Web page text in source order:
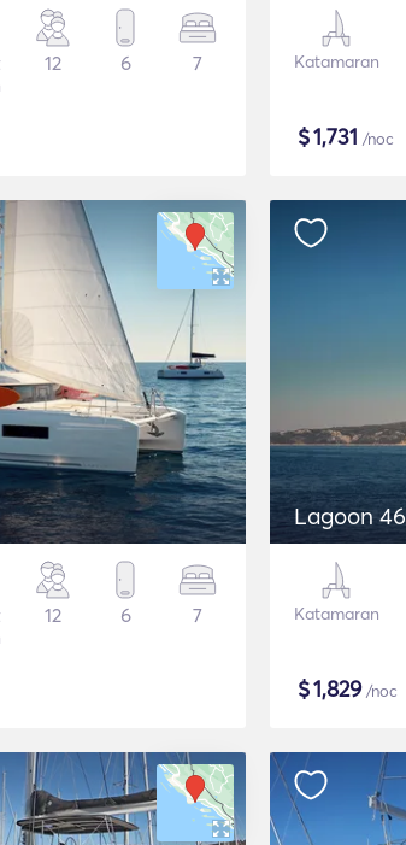
12 6 7 Katamaran
$1,731 /noc
12 6 7
Lagoon 46
Katamaran
$1,829/noc